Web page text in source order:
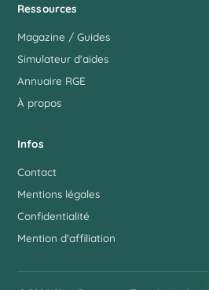
Ressources
Magazine / Guides
Simulateur d'aides
Annuaire RGE
À propos
Infos
Contact
Mentions légales
Confidentialité
Mention d'affiliation